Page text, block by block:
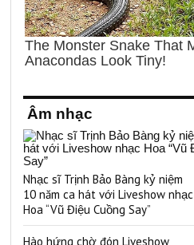
Âm nhạc
Nhạc sĩ Trịnh Bảo Bàng kỷ niệm
10 năm ca hát với Liveshow nhạc
Hoa “Vũ Điệu Cuồng Say”
Hào hứng chờ đón Liveshow